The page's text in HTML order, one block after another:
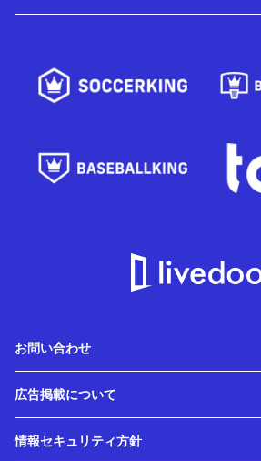
お問い合わせ
広告掲載について
情報セキュリティ方針